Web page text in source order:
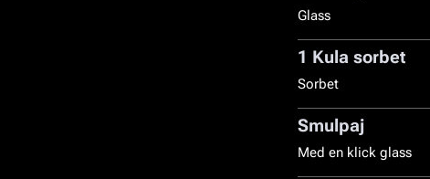
Glass
1 Kula sorbet
Sorbet
Smulpaj
Med en klick glass